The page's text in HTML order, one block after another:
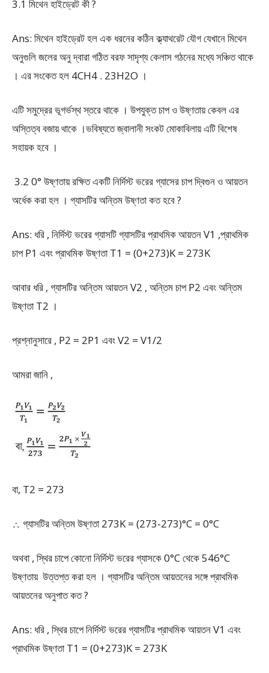
3.1 মিথেন হাইড্রেট কী ?
Ans: মিথেন হাইড্রেট হল এক ধরনের কঠিন ক্ল্যাথরেট যৌগ যেখানে মিথেন
অনুগুলি জলের অনু দ্বারা গঠিত বরফ সাদৃশ্য কেলাস গঠনের মধ্যে সঞ্চিত থাকে
। এর সংকেত হল 4CH4 . 23H2O ।
এটি সমুদ্রের ভূগর্ভস্থ স্তরে থাকে । উপযুক্ত চাপ ও উষ্ণতায় কেবল এর
অস্তিত্ব বজায় থাকে ।ভবিষ্যতে জ্বালানী সংকট মোকাবিলায় এটি বিশেষ
সহায়ক হবে ।
3.2 0° উষ্ণতায় রক্ষিত একটি নির্দিস্ট ভরের গ্যাসের চাপ দ্বিগুন ও আয়তন
অর্ধেক করা হল । গ্যাসটির অন্তিম উষ্ণতা কত হবে ?
Ans: ধরি , নির্দিস্ট ভরের গ্যাসটি গ্যাসটির প্রাথমিক আয়তন V1 ,প্রাথমিক
চাপ P1 এবং প্রাথমিক উষ্ণতা T1 = (0+273)K = 273K
আবার ধরি , গ্যাসটির অন্তিম আয়তন V2 , অন্তিম চাপ P2 এবং অন্তিম
উষ্ণতা T2 ।
প্রশ্নানুসারে , P2 = 2P1 এবং V2 = V1/2
আমরা জানি ,
বা, T2 = 273
∴ গ্যাসটির অন্তিম উষ্ণতা 273K = (273-273)°C = 0°C
অথবা , স্থির চাপে কোনো নির্দিস্ট ভরের গ্যাসকে 0°C থেকে 546°C
উষ্ণতায় উত্তপ্ত করা হল । গ্যাসটির অন্তিম আয়তনের সঙ্গে প্রাথমিক
আয়তনের অনুপাত কত ?
Ans: ধরি , স্থির চাপে নির্দিস্ট ভরের গ্যাসটির প্রাথমিক আয়তন V1 এবং
প্রাথমিক উষ্ণতা T1 = (0+273)K = 273K